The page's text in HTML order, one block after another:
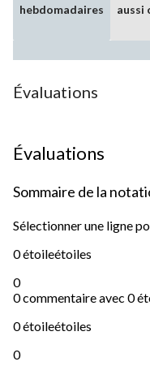
hebdomadaires
aussi
Évaluations
Évaluations
Sommaire de la
Sélectionner une ligne
0 étoileétoiles
0
0 commentaire avec 0
0 étoileétoiles
0